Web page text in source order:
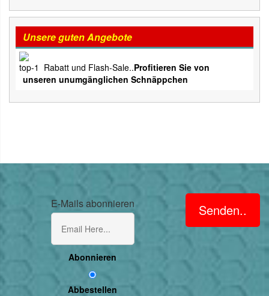
Unsere guten Angebote
Rabatt und Flash-Sale..Profitieren Sie von
unseren unumgänglichen Schnäppchen
E-Mails abonnieren
Abonnieren
Abbestellen
Senden..